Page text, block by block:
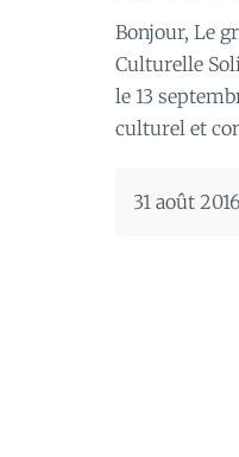
Bonjour, Le
Culturelle
le 13
culturel et
31 août 2016